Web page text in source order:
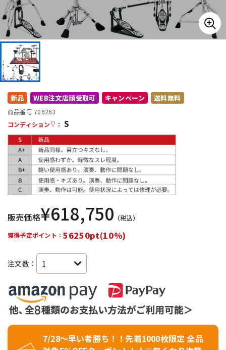
DJ機器 DTM
配信/ライブ機器 楽器アクセサリ
中古 ヴィンテージ
新品 WEB注文店頭受取可 キャンペーン 送料無料
商品番号 706263
コンディション
： S
販売価格¥618,750 （税込）
獲得予定ポイント： 56250pt(10%)
注文数：
7/28～早い者勝ち！！先着1000枚限定 全品